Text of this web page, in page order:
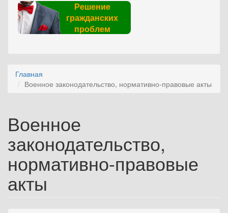
Решение
гражданских
проблем
Главная
Военное законодательство, нормативно-правовые акты
Военное
законодательство,
нормативно-правовые
акты